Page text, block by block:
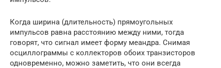
Когда ширина (длительность) прямоугольных
импульсов равна расстоянию между ними, тогда
говорят, что сигнал имеет форму меандра. Снимая
осциллограммы с коллекторов обоих транзисторов
одновременно, можно заметить, что они всегда